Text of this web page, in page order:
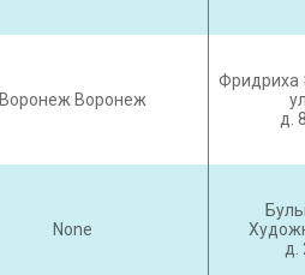
Воронеж Воронеж
Фридриха
д.
None
д.